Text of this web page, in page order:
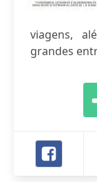
viagens,
grandes